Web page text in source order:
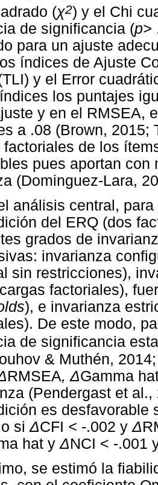
(χ2) y el Chi
de significancia (p>
para un ajuste
índices de Ajuste
y el Error
los puntajes
y en el RMSEA,
a .08 (Brown, 2015;
factoriales de los
pues aportan
(Dominguez-Lara,
análisis central,
del ERQ (dos
grados de
invarianza
sin restricciones),
factoriales),
), e invarianza
De este modo,
de significancia
& Muthén,
RMSEA,ΔGamma
(Pendergast et
es desfavorable
o siΔCFI < -.002 yΔ
hat yΔNCI < -.001
se estimó la